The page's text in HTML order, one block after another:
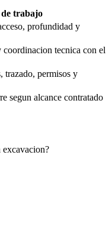
trabajo
profundidad y
tecnica con el
trazado, permisos y
segun alcance contratado
excavacion?